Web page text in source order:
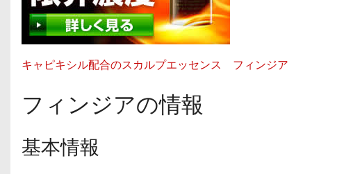
キャピキシル配合のスカルプエッセンス フィンジア
フィンジアの情報
基本情報